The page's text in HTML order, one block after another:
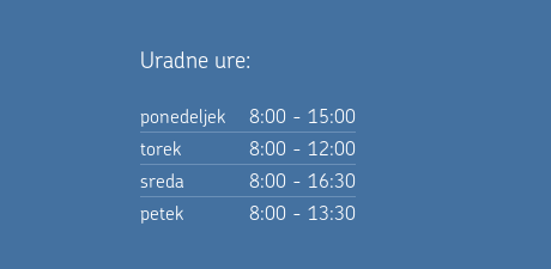
Uradne ure:
ponedeljek
8:00 - 15:00
torek
8:00 - 12:00
sreda
8:00 - 16:30
petek
8:00 - 13:30